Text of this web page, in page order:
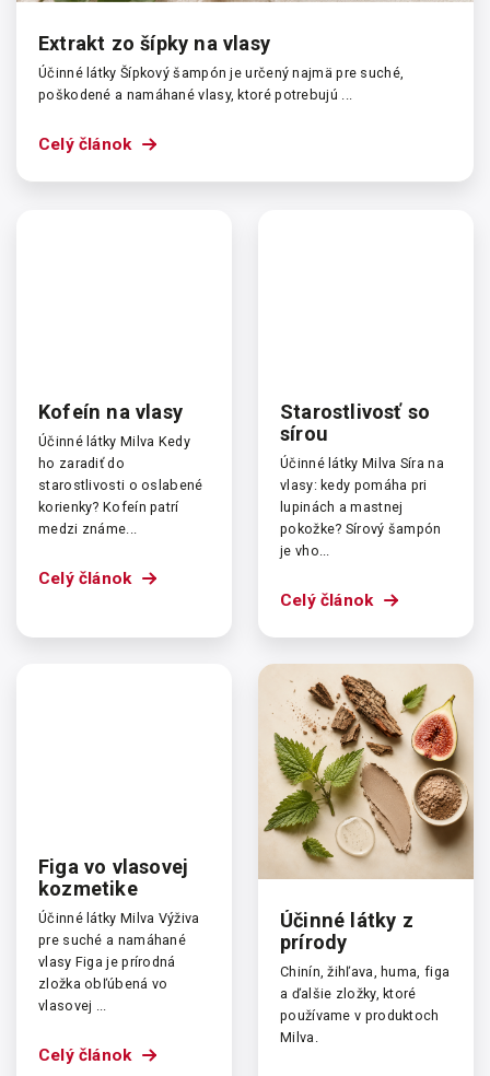
Extrakt zo šípky na vlasy
Účinné látky Šípkový šampón je určený najmä pre suché,
poškodené a namáhané vlasy, ktoré potrebujú ...
Celý článok
Kofeín na vlasy
Účinné látky Milva Kedy
ho zaradiť do
starostlivosti o oslabené
korienky? Kofeín patrí
medzi známe...
Celý článok
Starostlivosť so
sírou
Účinné látky Milva Síra na
vlasy: kedy pomáha pri
lupinách a mastnej
pokožke? Sírový šampón
je vho...
Celý článok
Figa vo vlasovej
kozmetike
Účinné látky Milva Výživa
pre suché a namáhané
vlasy Figa je prírodná
zložka obľúbená vo
vlasovej ...
Celý článok
Účinné látky z
prírody
Chinín, žihľava, huma, figa
a ďalšie zložky, ktoré
používame v produktoch
Milva.